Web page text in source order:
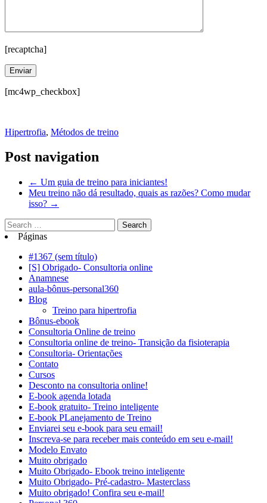
[recaptcha]
[mc4wp_checkbox]
Hipertrofia, Métodos de treino
Post navigation
← Um guia de treino para iniciantes!
Meu treino não dá resultado, quais as razões? Como mudar
isso? →
Páginas
#1367 (sem título)
[S] Obrigado- Consultoria online
Anamnese
aula-bônus-personal360
Blog
Treino para hipertrofia
Bônus-ebook
Consultoria Online de treino
Consultoria online de treino- Transição da fisioterapia
Consultoria- Orientações
Contato
Cursos
Desconto na consultoria online!
E-book agenda lotada
E-book gratuito- Treino inteligente
E-book PLanejamento de Treino
Enviarei seu e-book para seu email!
Inscreva-se para receber mais conteúdo em seu e-mail!
Modelo Envato
Muito obrigado
Muito Obrigado- Ebook treino inteligente
Muito Obrigado- Pré-cadastro- Masterclass
Muito obrigado! Confira seu e-mail!